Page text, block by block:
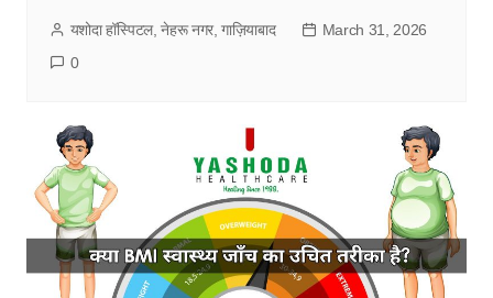
यशोदा हॉस्पिटल, नेहरू नगर, गाज़ियाबाद
March 31, 2026
0